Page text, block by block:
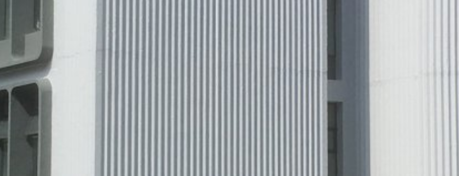
sämtliche Funktionen dieser Website vollumfänglich werden nutzen können. Sie können darüber hinaus
und auf Ihre Nutzung der Website bezogenen Daten (inkl. Ihrer IP-Adresse) an Google sowie die
indem Sie das unter dem folgenden Link verfügbare Browser-Plugin herunterladen und
Google Analytics verhindern, indem Sie auf folgenden Link klicken. Es wird ein Opt-Out-Cookie gesetzt,
Besuchen dieser Website verhindert:
bei Google Analytics finden Sie in der Datenschutzerklärung von Google:
abgeschlossen und setzen die strengen Vorgaben der deutschen